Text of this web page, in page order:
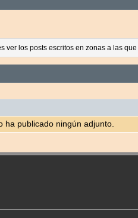
los posts escritos en zonas a las
ha publicado ningún adjunto.